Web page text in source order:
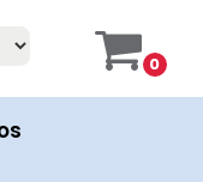
has an "Add to
show both the
0